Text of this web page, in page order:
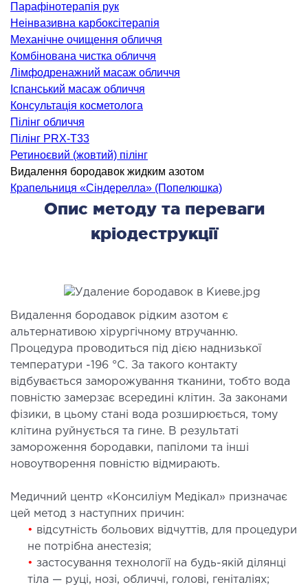
терапія
допомога
ЗАХВОРЮВАННЯ
горла і гортані
носа
пазух
лікування захворювань та патологій
лікування хропіння
хірургія обличчя
хірургія тіла
урологія
косметологія
косметологія
косметологія
Парафінотерапія рук
Неінвазивна карбоксітерапія
Механічне очищення обличчя
Комбінована чистка обличчя
Лімфодренажний масаж обличчя
Іспанський масаж обличчя
Консультація косметолога
Пілінг обличчя
Пілінг PRX-T33
Ретиноєвий (жовтий) пілінг
Видалення бородавок жидким азотом
Крапельниця «Сіндерелла» (Попелюшка)
Опис методу та переваги
кріодеструкції
Видалення бородавок рідким азотом є
альтернативою хірургічному втручанню.
Процедура проводиться під дією наднизької
температури -196 °C. За такого контакту
відбувається заморожування тканини, тобто вода
повністю замерзає всередині клітин. За законами
фізики, в цьому стані вода розширюється, тому
клітина руйнується та гине. В результаті
замороження бородавки, папіломи та інші
новоутворення повністю відмирають.
Медичний центр «Консиліум Медікал» призначає
цей метод з наступних причин:
• відсутність больових відчуттів, для процедури
не потрібна анестезія;
• застосування технології на будь-якій ділянці
тіла — руці, нозі, обличчі, голові, геніталіях;